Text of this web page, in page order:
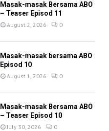
Masak-masak Bersama ABO
– Teaser Episod 11
August 2, 2026 0
Masak-masak bersama ABO
Episod 10
August 1, 2026 0
Masak-masak Bersama ABO
– Teaser Episod 10
July 30, 2026 0